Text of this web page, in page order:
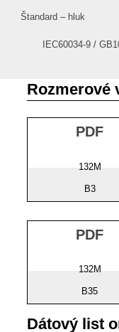
Štandard – hluk
IEC60034-9 /
Rozmerové
PDF
132M
B3
PDF
132M
B35
Dátový list